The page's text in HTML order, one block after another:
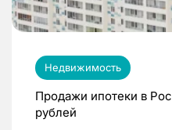
Недвижимость
Продажи ипотеки в
рублей